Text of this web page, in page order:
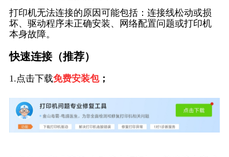
打印机无法连接的原因可能包括：连接线松动或损
坏、驱动程序未正确安装、网络配置问题或打印机
本身故障。
快速连接（推荐）
1.点击下载免费安装包；